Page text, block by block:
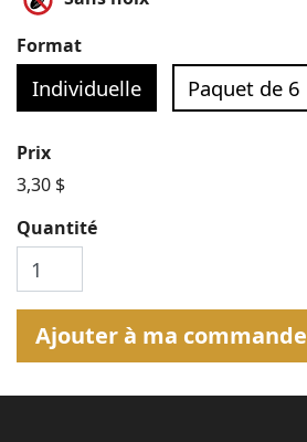
Format
Individuelle Paquet de 6
Prix
3,30 $
Quantité
Ajouter à ma commande